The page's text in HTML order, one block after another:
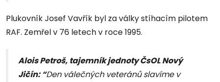
Plukovník Josef Vavřík byl za války stíhacím pilotem
RAF. Zemřel v 76 letech v roce 1995.
Alois Petroš, tajemník jednoty ČsOL Nový
Jičín: “Den válečných veteránů slavíme v